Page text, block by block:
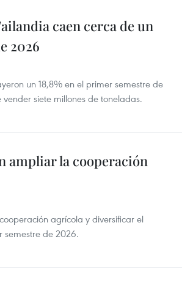
caen cerca de un
2026
un 18,8% en el primer semestre de
siete millones de toneladas.
ampliar la cooperación
agrícola y diversificar el
semestre de 2026.